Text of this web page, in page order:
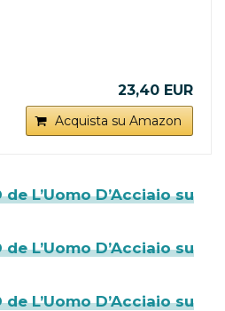
23,40 EUR
Acquista su Amazon
L’Uomo D’Acciaio su
L’Uomo D’Acciaio su
L’Uomo D’Acciaio su